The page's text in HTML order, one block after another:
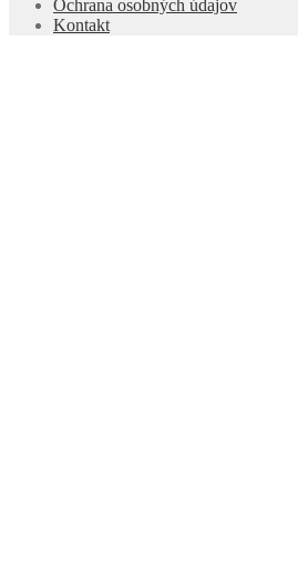
Ochrana osobných údajov
Kontakt